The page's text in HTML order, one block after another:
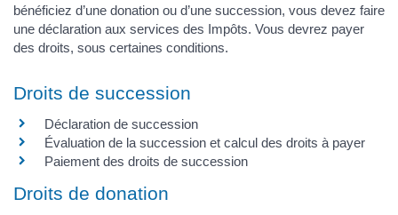
bénéficiez d’une donation ou d’une succession, vous devez faire
une déclaration aux services des Impôts. Vous devrez payer
des droits, sous certaines conditions.
Droits de succession
Déclaration de succession
Évaluation de la succession et calcul des droits à payer
Paiement des droits de succession
Droits de donation